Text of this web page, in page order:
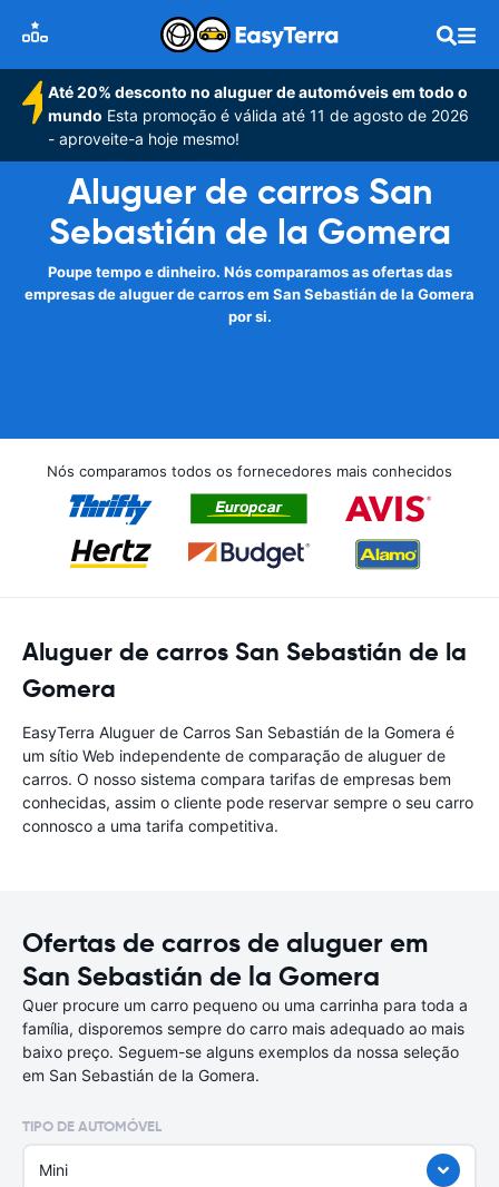
Até 20% desconto no aluguer de automóveis em todo o
mundo Esta promoção é válida até 11 de agosto de 2026
- aproveite-a hoje mesmo!
Aluguer de carros San
Sebastián de la Gomera
Poupe tempo e dinheiro. Nós comparamos as ofertas das
empresas de aluguer de carros em San Sebastián de la Gomera
por si.
Nós comparamos todos os fornecedores mais conhecidos
Aluguer de carros San Sebastián de la
Gomera
EasyTerra Aluguer de Carros San Sebastián de la Gomera é
um sítio Web independente de comparação de aluguer de
carros. O nosso sistema compara tarifas de empresas bem
conhecidas, assim o cliente pode reservar sempre o seu carro
connosco a uma tarifa competitiva.
Ofertas de carros de aluguer em
San Sebastián de la Gomera
Quer procure um carro pequeno ou uma carrinha para toda a
família, disporemos sempre do carro mais adequado ao mais
baixo preço. Seguem-se alguns exemplos da nossa seleção
em San Sebastián de la Gomera.
TIPO DE AUTOMÓVEL
Mini